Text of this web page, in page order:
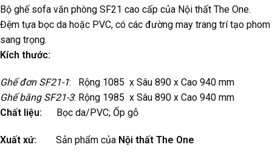
Bộ ghế sofa văn phòng SF21 cao cấp của Nội thất The One.
Đệm tựa bọc da hoặc PVC, có các đường may trang trí tạo phom
sang trọng.
Kích thước:
Ghế đơn SF21-1: Rộng 1085 x Sâu 890 x Cao 940 mm
Ghế băng SF21-3: Rộng 1985 x Sâu 890 x Cao 940 mm
Chất liệu: Bọc da/PVC; Ốp gỗ
Xuất xứ: Sản phẩm của Nội thất The One